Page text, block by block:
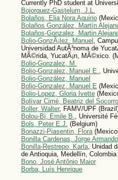
Currently PhD student at
Bojorquez-Gastelum, J.L.
Bolaños, Elia Nora Aquino
Bolaños González, Martín
Bolaños-Gonzalez, Martin
Bolio-GonzÃ¡lez, Manuel ,
Universidad AutÃ³noma de
MÃ©rida, YucatÃ¡n, MÃ©xico.
Bolio-Gonzalez, M.
Bolio-Gonzalez, Manuel E.,
Bolio-González, Manuel
Bolio-Gonzalez, Manuel E
Bolio-Lopez, Glori­a Ivette
Bolívar Cimé, Beatriz del Socorro
Boller, Walter, FAMV/UPF
Bolou-Bi, Emile B., Université
Bols, Peter E.J. (Belgium)
Bonazzi-Piasentin, Flora
Bonilla Cardenas, Jorge Armando
Bonilla-Restrepo, Karla, Unidad
de Antioquia, Medellín, Colombia
Bono, José Antônio Maior
Borba, Luís Henrique